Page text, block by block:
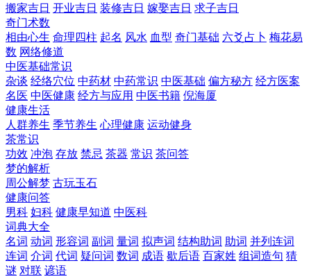
搬家吉日 开业吉日 装修吉日 嫁娶吉日 求子吉日
奇门术数
相由心生 命理四柱 起名 风水 血型 奇门基础 六爻占卜 梅花易
数 网络修道
中医基础常识
杂谈 经络穴位 中药材 中药常识 中医基础 偏方秘方 经方医案
名医 中医健康 经方与应用 中医书籍 倪海厦
健康生活
人群养生 季节养生 心理健康 运动健身
茶常识
功效 冲泡 存放 禁忌 茶器 常识 茶问答
梦的解析
周公解梦 古玩玉石
健康问答
男科 妇科 健康早知道 中医科
词典大全
名词 动词 形容词 副词 量词 拟声词 结构助词 助词 并列连词
连词 介词 代词 疑问词 数词 成语 歇后语 百家姓 组词造句 猜
谜 对联 谚语